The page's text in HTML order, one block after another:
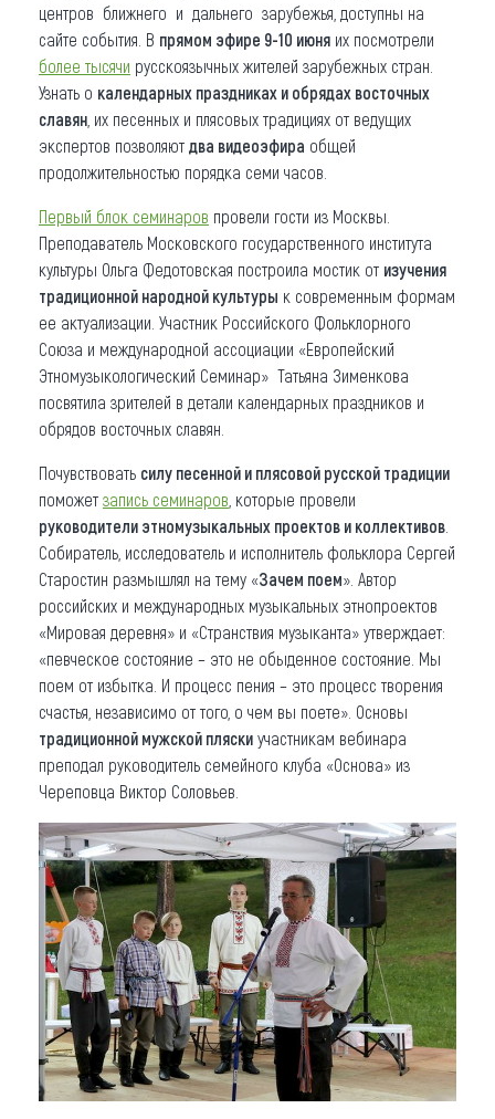
центров ближнего и дальнего зарубежья, доступны на
сайте события. В прямом эфире 9-10 июня их посмотрели
более тысячи русскоязычных жителей зарубежных стран.
Узнать о календарных праздниках и обрядах восточных
славян , их песенных и плясовых традициях от ведущих
экспертов позволяют два видеоэфира общей
продолжительностью порядка семи часов.
Первый блок семинаров провели гости из Москвы.
Преподаватель Московского государственного института
культуры Ольга Федотовская построила мостик от изучения
традиционной народной культуры к современным формам
ее актуализации. Участник Российского Фольклорного
Союза и международной ассоциации «Европейский
Этномузыкологический Семинар» Татьяна Зименкова
посвятила зрителей в детали календарных праздников и
обрядов восточных славян.
Почувствовать силу песенной и плясовой русской традиции
поможет запись семинаров , которые провели
руководители этномузыкальных проектов и коллективов
Собиратель, исследователь и исполнитель фольклора Сергей
Старостин размышлял на тему «Зачем поем». Автор
российских и международных музыкальных этнопроектов
«Мировая деревня» и «Странствия музыканта» утверждает:
«певческое состояние – это не обыденное состояние. Мы
поем от избытка. И процесс пения – это процесс творения
счастья, независимо от того, о чем вы поете». Основы
традиционной мужской пляски участникам вебинара
преподал руководитель семейного клуба «Основа» из
Череповца Виктор Соловьев.